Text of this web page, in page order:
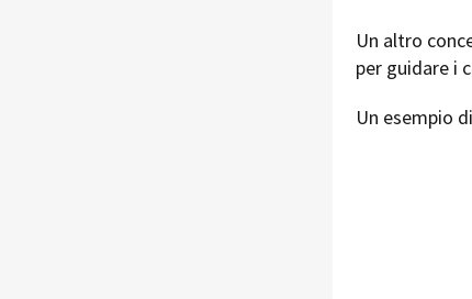
Un altro
per guidare i
Un esempio di